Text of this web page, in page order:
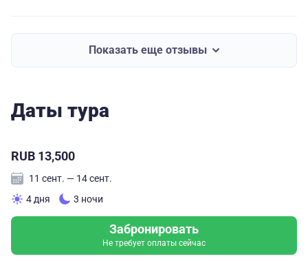
Показать еще отзывы
Даты тура
RUB 13,500
11 сент. — 14 сент.
4 дня
3 ночи
Забронировать
Не требует оплаты сейчас